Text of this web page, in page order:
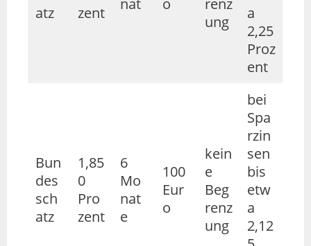
atz
zent
nat
o
renz
ung
a
2,25
Proz
ent
Bun
des
sch
atz
1,85
0
Pro
zent
6
Mo
nat
e
100
Eur
o
kein
e
Beg
renz
ung
bei
Spa
rzin
sen
bis
etw
a
2,12